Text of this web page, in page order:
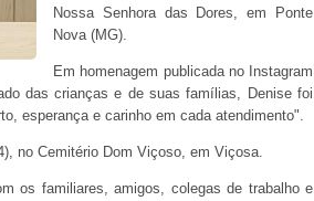
Nossa Senhora das Dores, em Ponte
Nova (MG).
Em homenagem publicada no Instagram
das crianças e de suas famílias, Denise foi
esperança e carinho em cada atendimento".
no Cemitério Dom Viçoso, em Viçosa.
os familiares, amigos, colegas de trabalho e